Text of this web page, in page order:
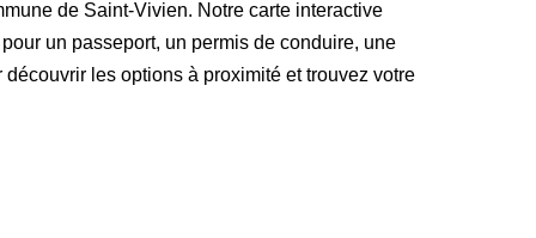
de Saint-Vivien. Notre carte interactive
un passeport, un permis de conduire, une
les options à proximité et trouvez votre